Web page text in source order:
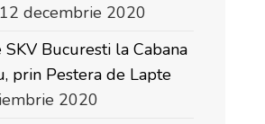
decembrie 2020
Bucuresti la Cabana
prin Pestera de Lapte
2020